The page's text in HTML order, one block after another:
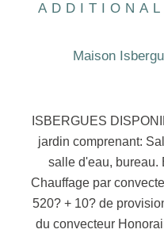
Maison
ISBERGUES
jardin comprenant:
salle d'eau, bureau.
Chauffage par
520? + 10? de
du convecteur